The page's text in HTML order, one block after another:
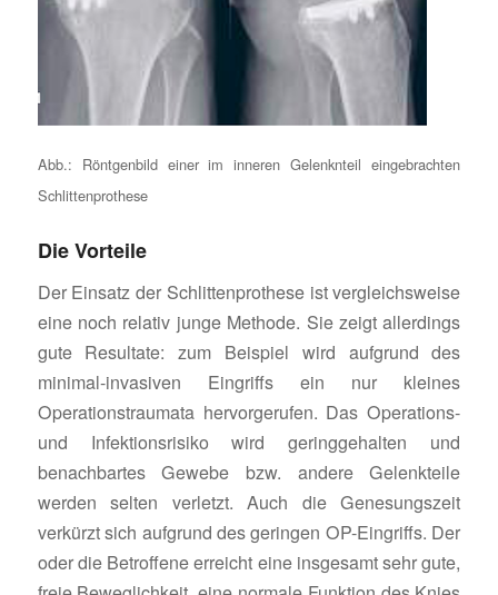
Abb.: Röntgenbild einer im inneren Gelenknteil eingebrachten
Schlittenprothese
Die Vorteile
Der Einsatz der Schlittenprothese ist vergleichsweise
eine noch relativ junge Methode. Sie zeigt allerdings
gute Resultate: zum Beispiel wird aufgrund des
minimal-invasiven Eingriffs ein nur kleines
Operationstraumata hervorgerufen. Das Operations-
und Infektionsrisiko wird geringgehalten und
benachbartes Gewebe bzw. andere Gelenkteile
werden selten verletzt. Auch die Genesungszeit
verkürzt sich aufgrund des geringen OP-Eingriffs. Der
oder die Betroffene erreicht eine insgesamt sehr gute,